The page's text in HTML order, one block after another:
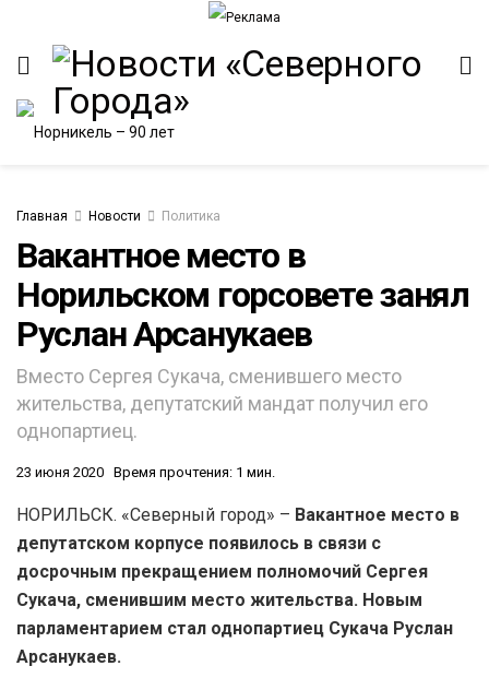
Главная Новости Политика
Вакантное место в
Норильском горсовете занял
Руслан Арсанукаев
Вместо Сергея Сукача, сменившего место
жительства, депутатский мандат получил его
однопартиец.
23 июня 2020 Время прочтения: 1 мин.
НОРИЛЬСК. «Северный город» – Вакантное место в
депутатском корпусе появилось в связи с
досрочным прекращением полномочий Сергея
Сукача, сменившим место жительства. Новым
парламентарием стал однопартиец Сукача Руслан
Арсанукаев.